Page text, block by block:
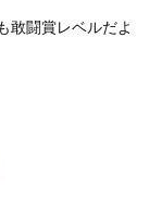
敢闘賞レベルだよ